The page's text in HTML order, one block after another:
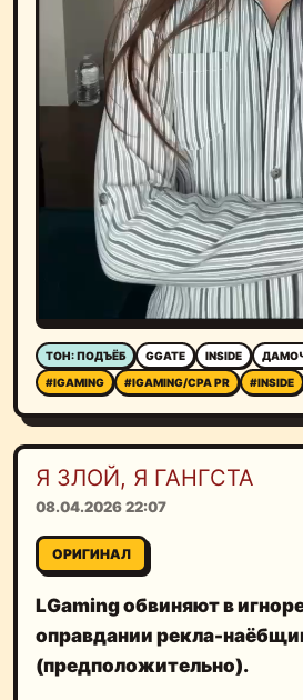
ТОН: ПОДЪЁБ GGATE INSIDE
#IGAMING
#IGAMING/CPA PR #INSIDE
Я ЗЛОЙ, Я ГАНГСТА
08.04.2026 22:07
ОРИГИНАЛ
LGaming обвиняют в
оправдании рекла-
(предположительно).